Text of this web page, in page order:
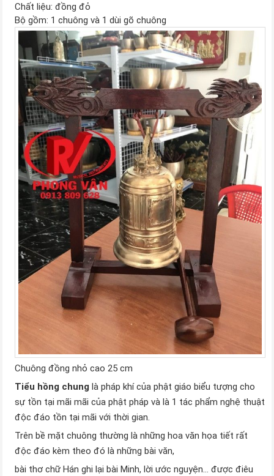
Chất liệu: đồng đỏ
Bộ gồm: 1 chuông và 1 dùi gõ chuông
Chuông đồng nhỏ cao 25 cm
Tiểu hồng chung là pháp khí của phật giáo biểu tượng cho
sự tồn tại mãi mãi của phật pháp và là 1 tác phẩm nghệ thuật
độc đáo tồn tại mãi với thời gian.
Trên bề mặt chuông thường là những hoa văn họa tiết rất
độc đáo kèm theo đó là những bài văn,
bài thơ chữ Hán ghi lại bài Minh, lời ước nguyện… được điêu